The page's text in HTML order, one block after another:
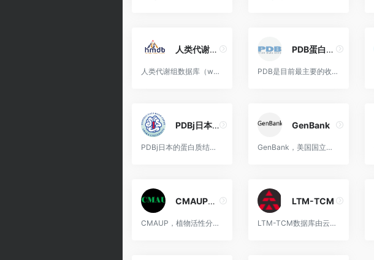
人类代谢组数据库(HMDB)
人类代谢组数据库（www.hmdb.ca）是一个基于Web的代谢组学数据库，其中包含有关人类代谢物及其生物学作用，生理浓度，疾病关联，化学反应，代谢途径和参考光谱的全面信息。
PDB蛋白质结构
PDB是目前最主要的收集生物大分子(蛋白质、核酸和糖)2.5维（以二维的形式表示三维的数据）结构的数据库
PDBj日本蛋白质结构数据库
PDBj日本的蛋白质结构数据库，提供了与PDB类似的蛋白质结构数据和搜索功能。
GenBank
GenBank，美国国立卫生研究院（NIH）的基因序列数据库查询入口。
CMAUP数据库
CMAUP，植物活性分子数据库，提供5645种有用植物(包括79个国家/地区的2567种药用植物)在646个人类靶蛋白和2473个基因本体、234条KEGG通路，以及它们与656种人类疾病的关系。
LTM-TCM
LTM-TCM数据库由云辉药业和天士力药业共同创建，包含48126个方剂、9122株植物、34967种有效成分、13109个靶点，供用户查询中药的症状、处方、药材、成分。